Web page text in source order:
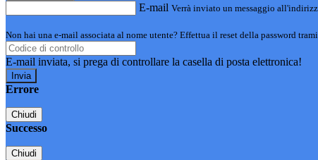
E-mail Verrà inviato un messaggio
Non hai una e-mail associata al nome utente? Effettua il reset della password
E-mail inviata, si prega di controllare la casella di posta elettronica!
Errore
Chiudi
Successo
Chiudi